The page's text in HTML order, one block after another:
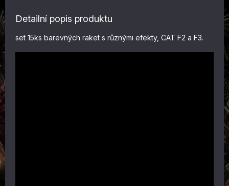
Detailní popis produktu
set 15ks barevných raket s různými efekty, CAT F2 a F3.